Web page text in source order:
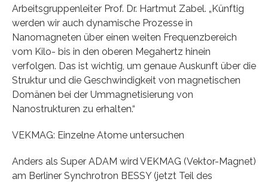
Arbeitsgruppenleiter Prof. Dr. Hartmut Zabel. „Künftig
werden wir auch dynamische Prozesse in
Nanomagneten über einen weiten Frequenzbereich
vom Kilo- bis in den oberen Megahertz hinein
verfolgen. Das ist wichtig, um genaue Auskunft über die
Struktur und die Geschwindigkeit von magnetischen
Domänen bei der Ummagnetisierung von
Nanostrukturen zu erhalten.“
VEKMAG: Einzelne Atome untersuchen
Anders als Super ADAM wird VEKMAG (Vektor-Magnet)
am Berliner Synchrotron BESSY (jetzt Teil des